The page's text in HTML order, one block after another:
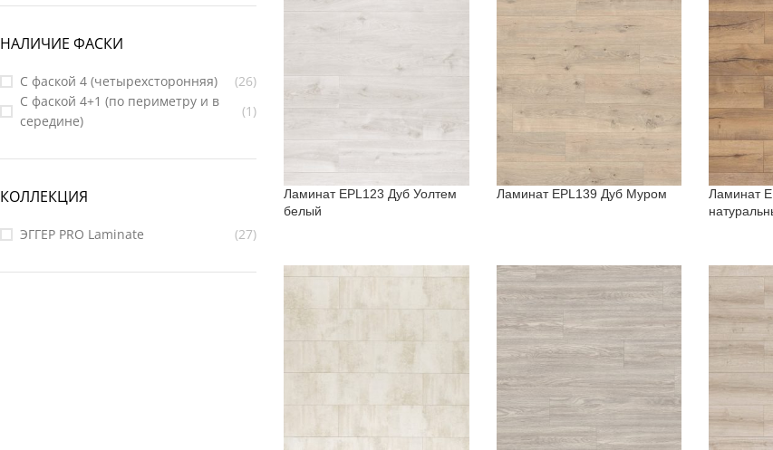
НАЛИЧИЕ ФАСКИ
С фаской 4 (четырехсторонняя)
(26)
С фаской 4+1 (по периметру и в
середине)
(1)
КОЛЛЕКЦИЯ
ЭГГЕР PRO Laminate (27)
Ламинат EPL123 Дуб Уолтем
белый
Ламинат EPL139 Дуб Муром
Ламинат